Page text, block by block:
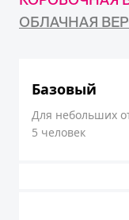
ОБЛАЧНАЯ
Базовый
Для небольших
5 человек